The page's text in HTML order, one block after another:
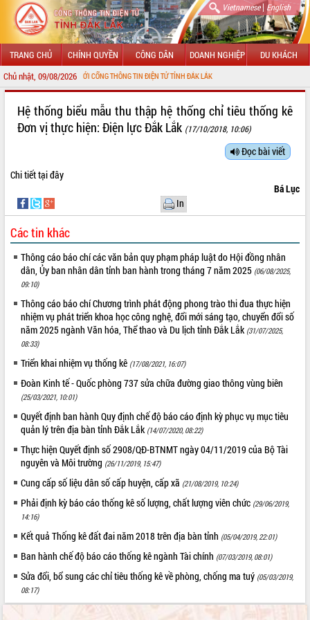
Vietnamese| English
TRANG CHỦ CHÍNH QUYỀN CÔNG DÂN DOANH NGHIỆP DU KHÁCH
Chủ nhật, 09/08/2026
MỪNG ĐẾN VỚI CỔNG THÔNG TIN ĐIỆN TỬ TỈNH ĐẮK LẮK
LÃNH ĐẠO UBND TỈNH
UBND CÁC XÃ, PHƯỜNG
THÔNG TIN CHỈ ĐẠO ĐIỀU HÀNH
HỆ THỐNG VĂN BẢN
VĂN BẢN HĐND TỈNH
ĐIỂM TIN VĂN BẢN
QUY HOẠCH - KẾ HOẠCH
Hệ thống biểu mẫu thu thập hệ thống chỉ tiêu thống kê
Đơn vị thực hiện: Điện lực Đắk Lắk (17/10/2018, 10:06)
Đọc bài viết
Chi tiếttại đây
Bá Lục
In
Các tin khác
Thông cáo báo chí các văn bản quy phạm pháp luật do Hội đồng nhân
dân, Ủy ban nhân dân tỉnh ban hành trong tháng 7 năm 2025 (06/08/2025,
09:10)
Thông cáo báo chí Chương trình phát động phong trào thi đua thực hiện
nhiệm vụ phát triển khoa học công nghệ, đổi mới sáng tạo, chuyển đổi số
năm 2025 ngành Văn hóa, Thể thao và Du lịch tỉnh Đắk Lắk (31/07/2025,
08:33)
Triển khai nhiệm vụ thống kê (17/08/2021, 16:07)
Đoàn Kinh tế - Quốc phòng 737 sửa chữa đường giao thông vùng biên
(25/03/2021, 10:01)
Quyết định ban hành Quy định chế độ báo cáo định kỳ phục vụ mục tiêu
quản lý trên địa bàn tỉnh Đắk Lắk (14/07/2020, 08:22)
Thực hiện Quyết định số 2908/QĐ-BTNMT ngày 04/11/2019 của Bộ Tài
nguyên và Môi trường (26/11/2019, 15:47)
Cung cấp số liệu dân số cấp huyện, cấp xã (21/08/2019, 10:24)
Phải định kỳ báo cáo thống kê số lượng, chất lượng viên chức (29/06/2019,
14:16)
Kết quả Thống kê đất đai năm 2018 trên địa bàn tỉnh (05/04/2019, 22:01)
Ban hành chế độ báo cáo thống kê ngành Tài chính (07/03/2019, 08:01)
Sửa đổi, bổ sung các chỉ tiêu thống kê về phòng, chống ma tuý (05/03/2019,
08:17)